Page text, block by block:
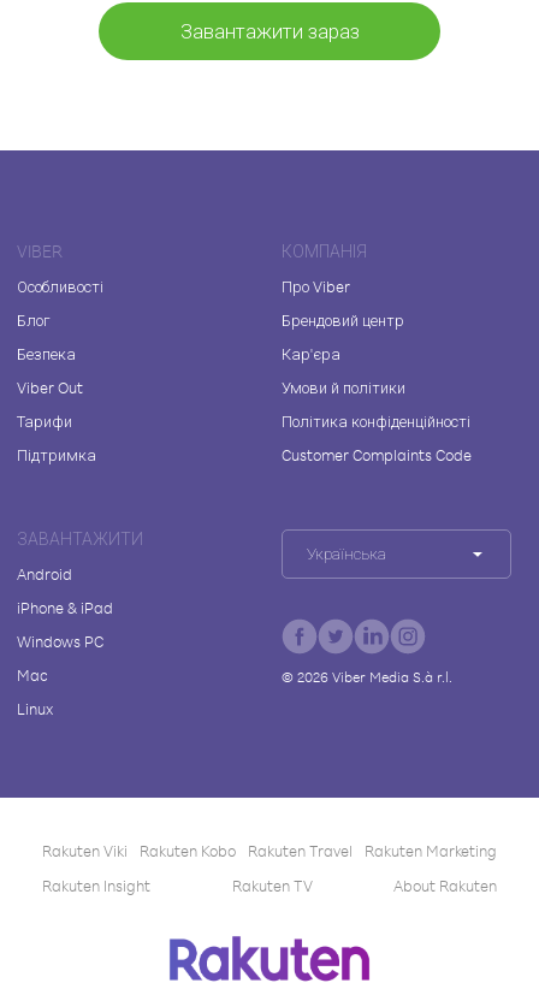
Завантажити зараз
VIBER
Особливості
Блог
Безпека
Viber Out
Тарифи
Підтримка
КОМПАНІЯ
Про Viber
Брендовий центр
Кар'єра
Умови й політики
Політика конфіденційності
Customer Complaints Code
ЗАВАНТАЖИТИ
Android
iPhone & iPad
Windows PC
Mac
Linux
Українська
© 2026Viber Media S.à r.l.
Rakuten Viki Rakuten Kobo Rakuten Travel
Rakuten Marketing
Rakuten Insight
Rakuten TV About Rakuten